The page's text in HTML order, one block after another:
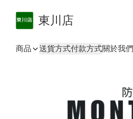
東川店
商品 送貨方式付款方式關於我們